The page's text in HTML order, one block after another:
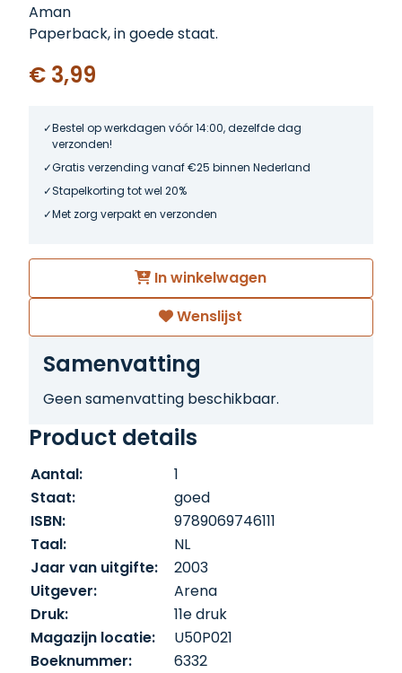
Aman
Paperback, in goede staat.
€ 3,99
Bestel op werkdagen vóór 14:00, dezelfde dag
verzonden!
Gratis verzending vanaf €25 binnen Nederland
Stapelkorting tot wel 20%
Met zorg verpakt en verzonden
In winkelwagen
Wenslijst
Samenvatting
Geen samenvatting beschikbaar.
Product details
Aantal:
1
Staat:
goed
ISBN:
9789069746111
Taal:
NL
Jaar van uitgifte:
2003
Uitgever:
Arena
Druk:
11e druk
Magazijn locatie:
U50P021
Boeknummer:
6332